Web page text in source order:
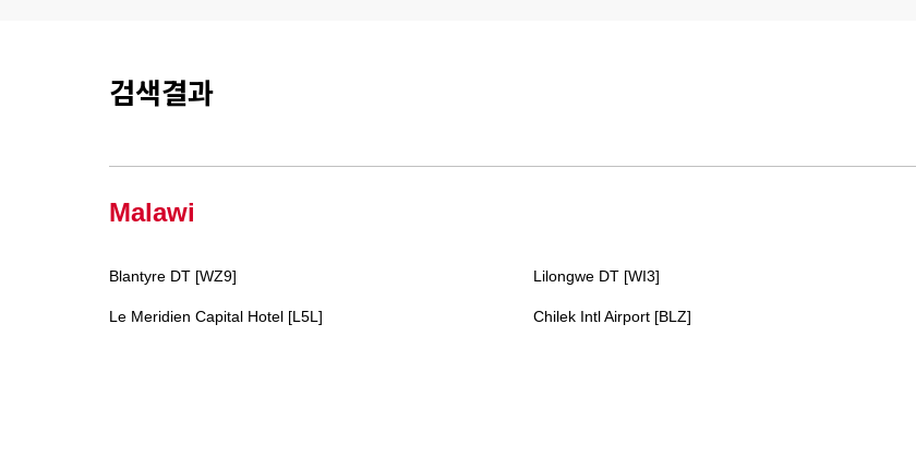
검색결과
Malawi
Blantyre DT [WZ9] Lilongwe DT [WI3]
Le Meridien Capital Hotel [L5L] Chilek Intl Airport [BLZ]